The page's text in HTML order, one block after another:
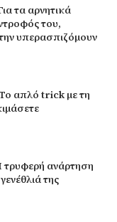
τα αρνητικά
του,
υπερασπιζόμουν
απλό trick με τη
τρυφερή ανάρτηση
της